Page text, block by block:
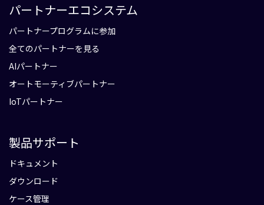
パートナーエコシステム
パートナープログラムに参加
全てのパートナーを見る
AIパートナー
オートモーティブパートナー
IoTパートナー
製品サポート
ドキュメント
ダウンロード
ケース管理